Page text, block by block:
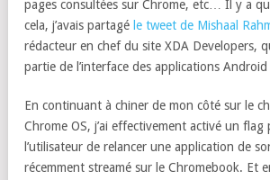
pages consultées sur Chrome, etc… Il y a
cela, j’avais partagé le tweet de Mishaal
rédacteur en chef du site XDA Developers,
partie de l’interface des applications
En continuant à chiner de mon côté sur le
Chrome OS, j’ai effectivement activé un flag
l’utilisateur de relancer une application de
récemment streamé sur le Chromebook. Et